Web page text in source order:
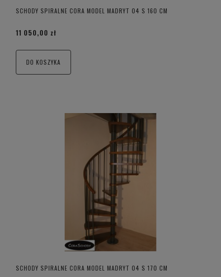
SCHODY SPIRALNE CORA MODEL MADRYT 04 S 160 CM
11 050,00 zł
DO KOSZYKA
SCHODY SPIRALNE CORA MODEL MADRYT 04 S 170 CM